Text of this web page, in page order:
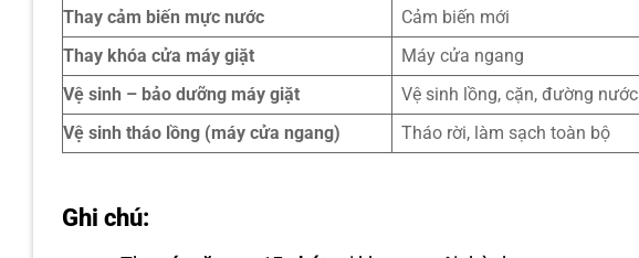
Thay cảm biến mực nước
Cảm biến mới
Thay khóa cửa máy giặt
Máy cửa ngang
Vệ sinh – bảo dưỡng máy giặt
Vệ sinh lồng, cặn, đường nước
Vệ sinh tháo lồng (máy cửa ngang)
Tháo rời, làm sạch toàn bộ
Ghi chú: